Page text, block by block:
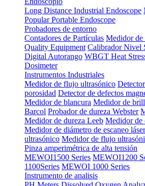
Long Distance Industrial Endoscope
Popular Portable Endoscope
Probadores de entorno
Contadores de Partículas Medidor de
Quality Equipment Calibrador Nivel
Digital Autorango WBGT Heat
Dosimeter
Instrumentos Industriales
Medidor de flujo ultrasónico
porosidad Detector de defectos
Medidor de blancura Medidor de
Barcol Probador de dureza Webster
Medidor de dureza Leeb Medidor de
Medidor de diámetro de escaneo láser
ultrasónico Medidor de flujo
Pinza amperimétrica de alta tensión
MEWOI1500 Series MEWOI1200
1100Series MEWOI 1000 Series
Instrumento de analisis